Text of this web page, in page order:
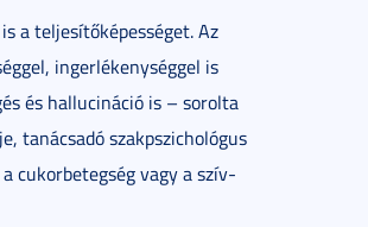
a teljesítőképességet. Az
ingerlékenységgel is
és hallucináció is – sorolta
tanácsadó szakpszichológus
cukorbetegség vagy a szív-